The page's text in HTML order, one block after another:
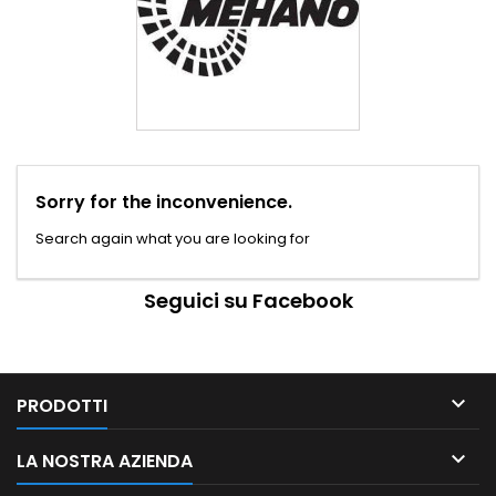
Sorry for the inconvenience.
Search again what you are looking for
Seguici su Facebook
PRODOTTI 
LA NOSTRA AZIENDA 